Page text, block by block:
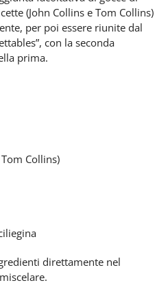
(John Collins e Tom Collins)
per poi essere riunite dal
con la seconda
prima.
Collins)
direttamente nel